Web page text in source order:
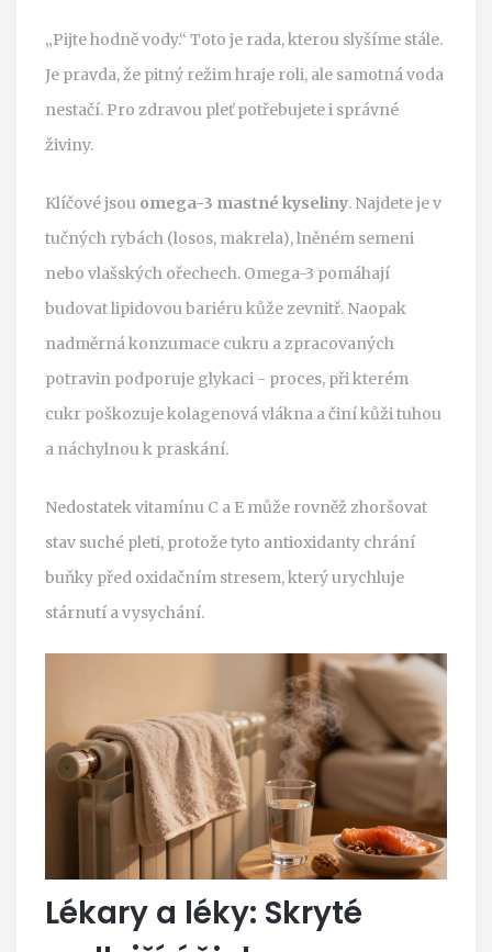
„Pijte hodně vody.“ Toto je rada, kterou slyšíme stále.
Je pravda, že pitný režim hraje roli, ale samotná voda
nestačí. Pro zdravou pleť potřebujete i správné
živiny.
Klíčové jsou omega-3 mastné kyseliny. Najdete je v
tučných rybách (losos, makrela), lněném semeni
nebo vlašských ořechech. Omega-3 pomáhají
budovat lipidovou bariéru kůže zevnitř. Naopak
nadměrná konzumace cukru a zpracovaných
potravin podporuje glykaci - proces, při kterém
cukr poškozuje kolagenová vlákna a činí kůži tuhou
a náchylnou k praskání.
Nedostatek vitamínu C a E může rovněž zhoršovat
stav suché pleti, protože tyto antioxidanty chrání
buňky před oxidačním stresem, který urychluje
stárnutí a vysychání.
Lékary a léky: Skryté